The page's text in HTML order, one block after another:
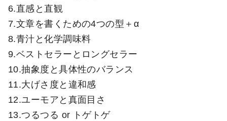
6.直感と直観
7.文章を書くための4つの型＋α
8.青汁と化学調味料
9.ベストセラーとロングセラー
10.抽象度と具体性のバランス
11.大げさ度と違和感
12.ユーモアと真面目さ
13.つるつる or トゲトゲ